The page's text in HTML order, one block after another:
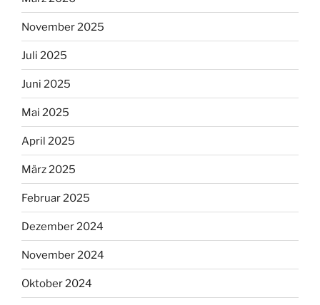
November 2025
Juli 2025
Juni 2025
Mai 2025
April 2025
März 2025
Februar 2025
Dezember 2024
November 2024
Oktober 2024